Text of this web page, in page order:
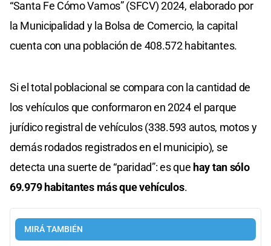
“Santa Fe Cómo Vamos” (SFCV) 2024, elaborado por
la Municipalidad y la Bolsa de Comercio, la capital
cuenta con una población de 408.572 habitantes.
Si el total poblacional se compara con la cantidad de
los vehículos que conformaron en 2024 el parque
jurídico registral de vehículos (338.593 autos, motos y
demás rodados registrados en el municipio), se
detecta una suerte de “paridad”: es que hay tan sólo
69.979 habitantes más que vehículos.
MIRÁ TAMBIÉN